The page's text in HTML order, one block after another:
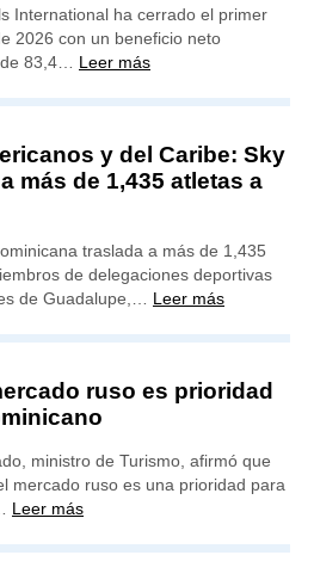
International ha cerrado el primer
2026 con un beneficio neto
83,4… Leer más
y del Caribe: Sky
más de 1,435 atletas a
traslada a más de 1,435
de delegaciones deportivas
de Guadalupe,… Leer más
ruso es prioridad
ministro de Turismo, afirmó que
mercado ruso es una prioridad para
Leer más